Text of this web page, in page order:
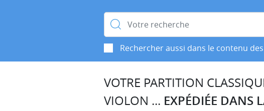
Rechercher :
Rechercher aussi dans le contenu
VOTRE PARTITION
VIOLON ... EXPÉDIÉE DANS